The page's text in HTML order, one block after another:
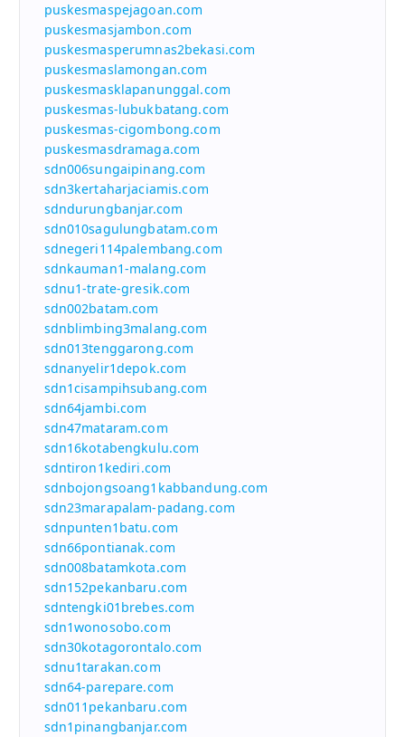
puskesmaspejagoan.com
puskesmasjambon.com
puskesmasperumnas2bekasi.com
puskesmaslamongan.com
puskesmasklapanunggal.com
puskesmas-lubukbatang.com
puskesmas-cigombong.com
puskesmasdramaga.com
sdn006sungaipinang.com
sdn3kertaharjaciamis.com
sdndurungbanjar.com
sdn010sagulungbatam.com
sdnegeri114palembang.com
sdnkauman1-malang.com
sdnu1-trate-gresik.com
sdn002batam.com
sdnblimbing3malang.com
sdn013tenggarong.com
sdnanyelir1depok.com
sdn1cisampihsubang.com
sdn64jambi.com
sdn47mataram.com
sdn16kotabengkulu.com
sdntiron1kediri.com
sdnbojongsoang1kabbandung.com
sdn23marapalam-padang.com
sdnpunten1batu.com
sdn66pontianak.com
sdn008batamkota.com
sdn152pekanbaru.com
sdntengki01brebes.com
sdn1wonosobo.com
sdn30kotagorontalo.com
sdnu1tarakan.com
sdn64-parepare.com
sdn011pekanbaru.com
sdn1pinangbanjar.com